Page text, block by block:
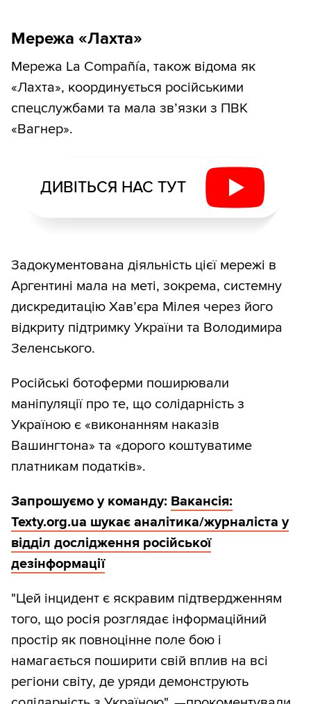
Мережа «Лахта»
Мережа La Compañía, також відома як
«Лахта», координується російськими
спецслужбами та мала звʼязки з ПВК
«Вагнер».
ДИВІТЬСЯ НАС ТУТ
Задокументована діяльність цієї мережі в
Аргентині мала на меті, зокрема, системну
дискредитацію Хав’єра Мілея через його
відкриту підтримку України та Володимира
Зеленського.
Російські ботоферми поширювали
маніпуляції про те, що солідарність з
Україною є «виконанням наказів
Вашингтона» та «дорого коштуватиме
платникам податків».
Запрошуємо у команду: Вакансія:
Texty.org.ua шукає аналітика/журналіста у
відділ дослідження російської
дезінформації
"Цей інцидент є яскравим підтвердженням
того, що росія розглядає інформаційний
простір як повноцінне поле бою і
намагається поширити свій вплив на всі
регіони світу, де уряди демонструють